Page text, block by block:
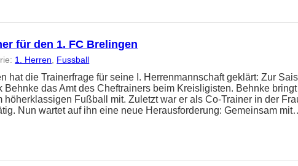
für den 1. FC Brelingen
1. Herren Fussball
hat die Trainerfrage für seine I. Herrenmannschaft geklärt: Zur
Behnke das Amt des Cheftrainers beim Kreisligisten. Behnke
höherklassigen Fußball mit. Zuletzt war er als Co-Trainer in der
Nun wartet auf ihn eine neue Herausforderung: Gemeinsam